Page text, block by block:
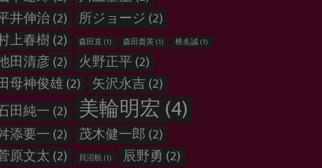
井伸治(2) 所ジョージ(2)
上春樹(2) 森田直(1) 森田貴英(1) 椎名誠(1)
田清彦(2) 火野正平(2)
母神俊雄(2) 矢沢永吉(2)
田純一(2) 美輪明宏(4)
添要一(2) 茂木健一郎(2)
原文太(2) 貝沼航(1) 辰野勇 (2)